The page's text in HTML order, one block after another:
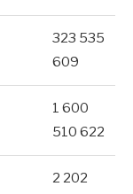
323 535
609
1 600
510 622
2 202